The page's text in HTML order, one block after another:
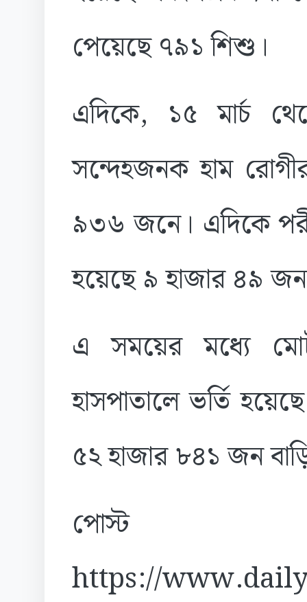
পেয়েছে ৭৯১ শিশু।
এদিকে, ১৫ মার্চ
সন্দেহজনক হাম
৯৩৬ জনে। এদিকে
হয়েছে ৯ হাজার ৪৯
এ সময়ের মধ্যে
হাসপাতালে ভর্তি
৫২ হাজার ৮৪১ জন
https://